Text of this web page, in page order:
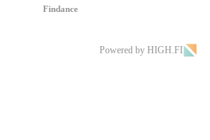
Findance
Powered by HIGH.FI